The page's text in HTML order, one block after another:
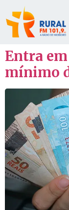
Entra
mínimo